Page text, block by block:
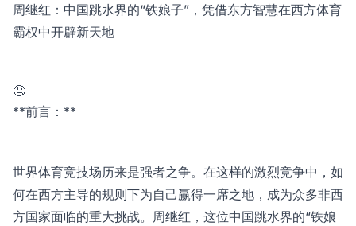
周继红：中国跳水界的“铁娘子”，凭借东方智慧在西方体育
霸权中开辟新天地
🤤
**前言：**
世界体育竞技场历来是强者之争。在这样的激烈竞争中，如
何在西方主导的规则下为自己赢得一席之地，成为众多非西
方国家面临的重大挑战。周继红，这位中国跳水界的“铁娘